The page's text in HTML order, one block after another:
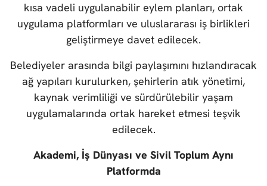
kısa vadeli uygulanabilir eylem planları, ortak
uygulama platformları ve uluslararası iş birlikleri
geliştirmeye davet edilecek.
Belediyeler arasında bilgi paylaşımını hızlandıracak
ağ yapıları kurulurken, şehirlerin atık yönetimi,
kaynak verimliliği ve sürdürülebilir yaşam
uygulamalarında ortak hareket etmesi teşvik
edilecek.
Akademi, İş Dünyası ve Sivil Toplum Aynı
Platformda